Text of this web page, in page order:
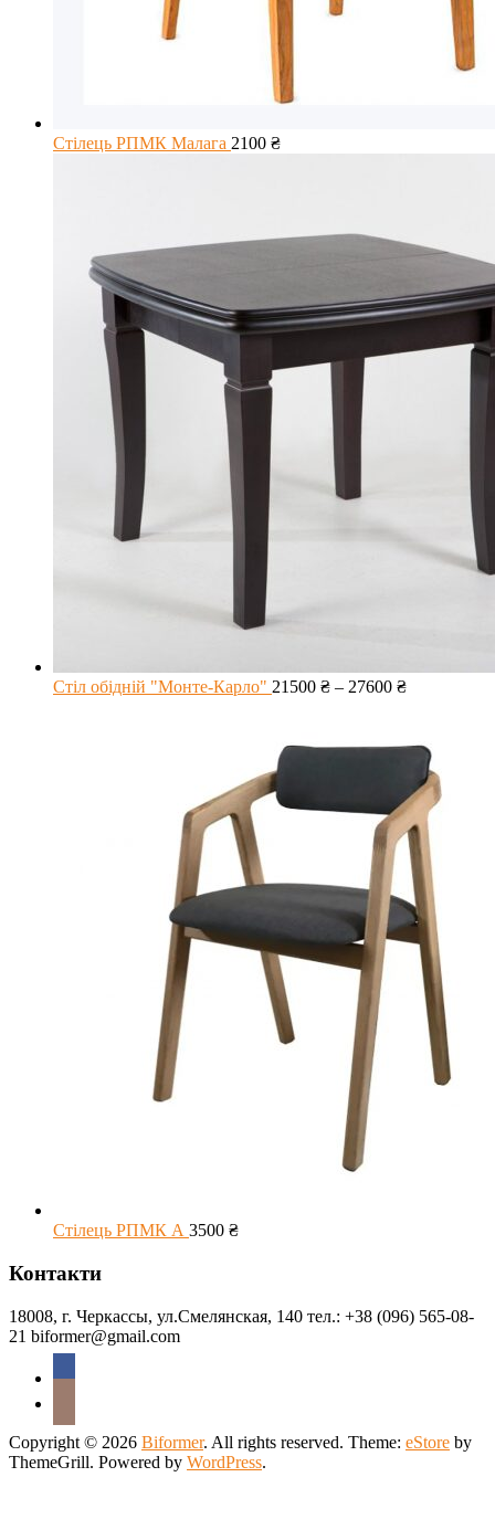
Стілець РПМК Малага 2100 ₴
Стіл обідній "Монте-Карло" 21500 ₴ – 27600 ₴
Стілець РПМК А 3500 ₴
Контакти
18008, г. Черкассы, ул.Смелянская, 140 тел.: +38 (096) 565-08-
21 biformer@gmail.com
Copyright © 2026 Biformer. All rights reserved. Theme: eStore by
ThemeGrill. Powered by WordPress.